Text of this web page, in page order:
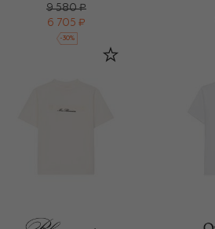
9 580 ₽
6 705 ₽
-30%